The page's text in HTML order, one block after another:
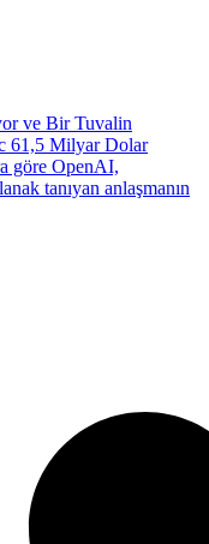
ve Bir Tuvalin
61,5 Milyar Dolar
göre OpenAI,
tanıyan anlaşmanın